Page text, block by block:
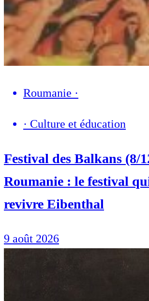
Roumanie ·
· Culture et éducation
Festival des Balkans (8/
Roumanie : le festival
revivre Eibenthal
9 août 2026